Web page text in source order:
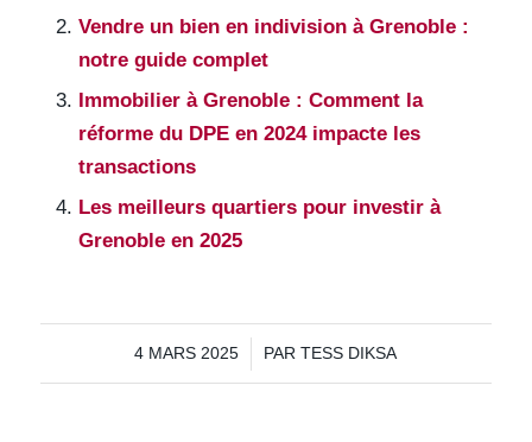
Vendre un bien en indivision à Grenoble :
notre guide complet
Immobilier à Grenoble : Comment la
réforme du DPE en 2024 impacte les
transactions
Les meilleurs quartiers pour investir à
Grenoble en 2025
4 MARS 2025
/ PARTESS DIKSA